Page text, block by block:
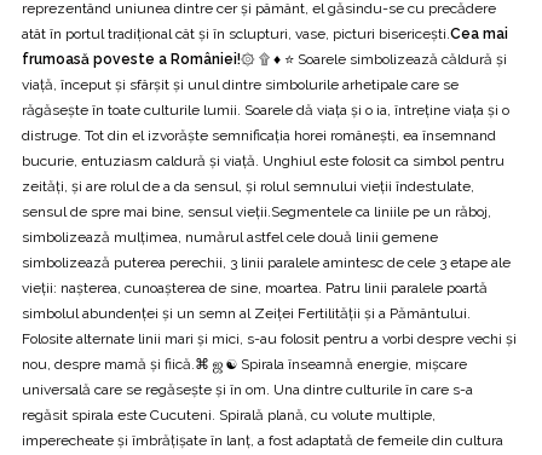
reprezentând uniunea dintre cer și pâmânt, el găsindu-se cu precădere
atât în portul tradițional cât și în sclupturi, vase, picturi bisericești. Cea mai
frumoasă poveste a României!۞ ۩ ♦ ⭐ Soarele simbolizează căldură și
viață, început și sfârșit și unul dintre simbolurile arhetipale care se
răgăsește în toate culturile lumii. Soarele dă viața și o ia, întreține viața și o
distruge. Tot din el izvorăște semnificația horei românești, ea însemnand
bucurie, entuziasm caldură și viață. Unghiul este folosit ca simbol pentru
zeități, și are rolul de a da sensul, și rolul semnului vieții îndestulate,
sensul de spre mai bine, sensul vieții.Segmentele ca liniile pe un răboj,
simbolizează mulțimea, numărul astfel cele două linii gemene
simbolizează puterea perechii, 3 linii paralele amintesc de cele 3 etape ale
vieții: nașterea, cunoașterea de sine, moartea. Patru linii paralele poartă
simbolul abundenței și un semn al Zeiței Fertilității și a Pământului.
Folosite alternate linii mari și mici, s-au folosit pentru a vorbi despre vechi și
nou, despre mamă și fiică.⌘ ஜ ☯ Spirala înseamnă energie, mișcare
universală care se regăsește și în om. Una dintre culturile în care s-a
regăsit spirala este Cucuteni. Spirală plană, cu volute multiple,
imperecheate și îmbrățișate în lanț, a fost adaptată de femeile din cultura